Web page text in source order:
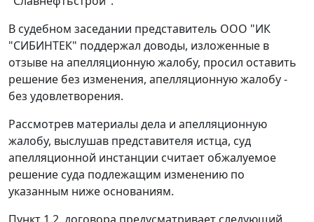
В судебном заседании представитель ООО "ИК
"СИБИНТЕК" поддержал доводы, изложенные в
отзыве на апелляционную жалобу, просил оставить
решение без изменения, апелляционную жалобу -
без удовлетворения.
Рассмотрев материалы дела и апелляционную
жалобу, выслушав представителя истца, суд
апелляционной инстанции считает обжалуемое
решение суда подлежащим изменению по
указанным ниже основаниям.